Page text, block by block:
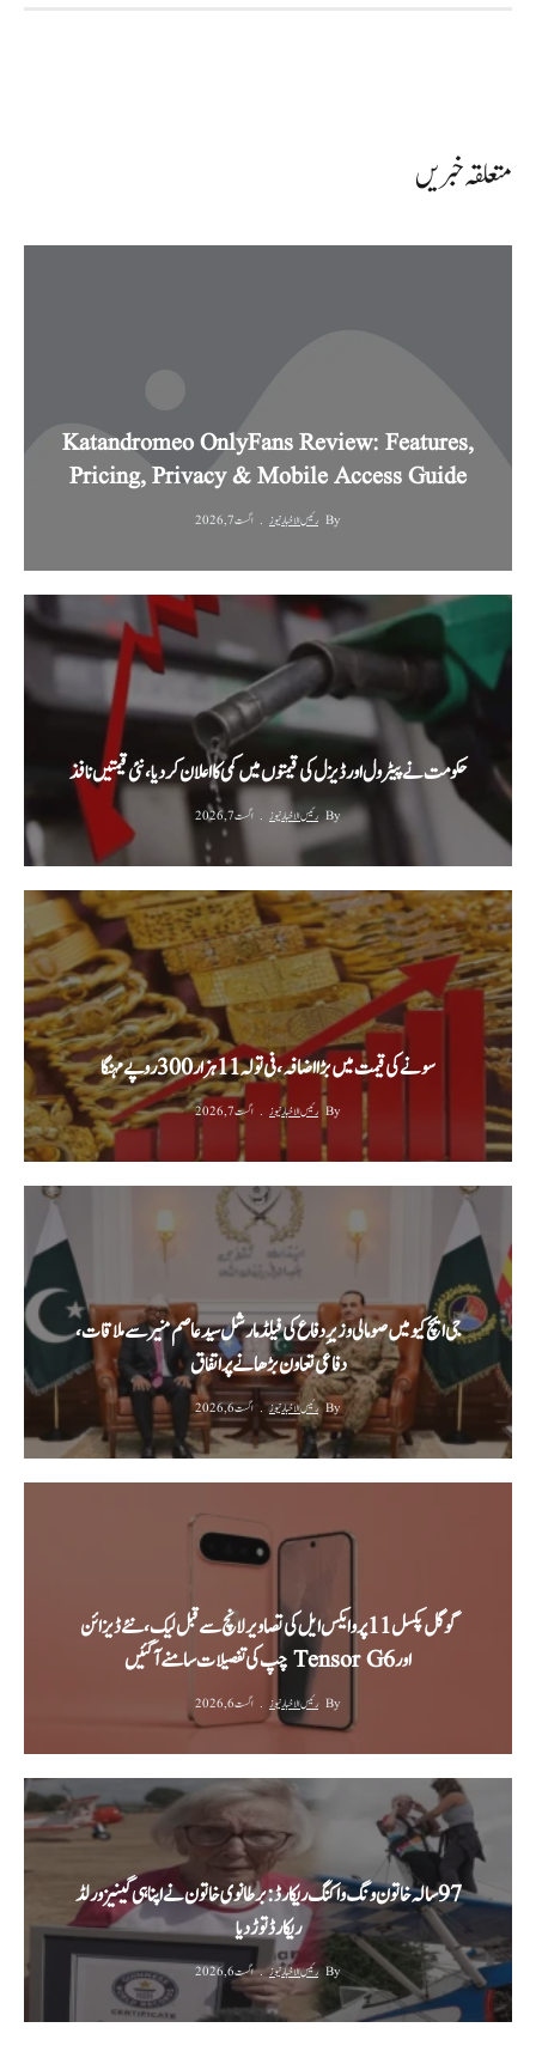
متعلقہ خبریں
Katandromeo OnlyFans Review: Features,
Pricing, Privacy & Mobile Access Guide
By رئیس الاخبار نیوز اگست 7, 2026
حکومت نے پیٹرول اور ڈیزل کی قیمتوں میں کمی کا اعلان کر دیا، نئی قیمتیں نافذ
By رئیس الاخبار نیوز اگست 7, 2026
سونے کی قیمت میں بڑا اضافہ، فی تولہ 11 ہزار 300 روپے مہنگا
By رئیس الاخبار نیوز اگست 7, 2026
جی ایچ کیو میں صومالی وزیرِ دفاع کی فیلڈ مارشل سید عاصم منیر سے ملاقات،
دفاعی تعاون بڑھانے پر اتفاق
By رئیس الاخبار نیوز اگست 6, 2026
گوگل پکسل 11 پرو ایکس ایل کی تصاویر لانچ سے قبل لیک، نئے ڈیزائن
اور Tensor G6 چپ کی تفصیلات سامنے آ گئیں
By رئیس الاخبار نیوز اگست 6, 2026
‫97 سالہ خاتون ونگ واکنگ ریکارڈ: برطانوی خاتون نے اپنا ہی گینیز ورلڈ
ریکارڈ توڑ دیا‬
By رئیس الاخبار نیوز اگست 6, 2026